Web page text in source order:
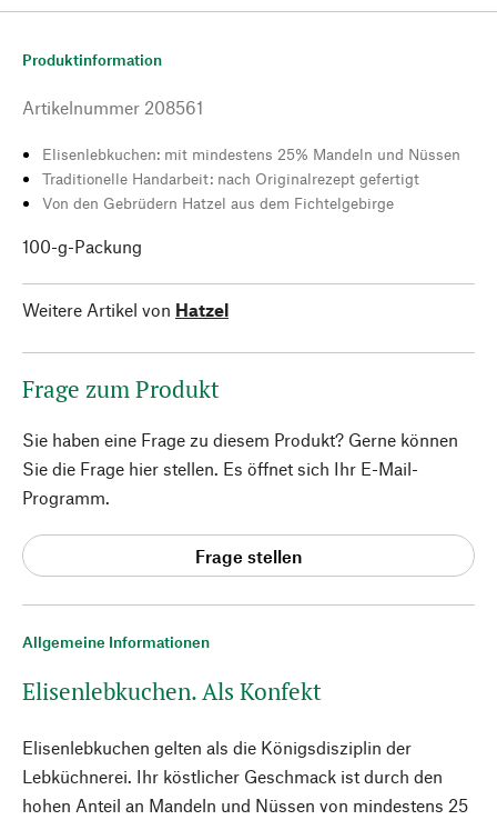
Allgemeine Informationen
Elisenlebkuchen. Als Konfekt
Elisenlebkuchen gelten als die Königsdisziplin der
Lebküchnerei. Ihr köstlicher Geschmack ist durch den
hohen Anteil an Mandeln und Nüssen von mindestens 25
Produktinformation
Artikelnummer 208561
Elisenlebkuchen: mit mindestens 25% Mandeln und Nüssen
Traditionelle Handarbeit: nach Originalrezept gefertigt
Von den Gebrüdern Hatzel aus dem Fichtelgebirge
100-g-Packung
Weitere Artikel von Hatzel
Frage zum Produkt
Sie haben eine Frage zu diesem Produkt? Gerne können
Sie die Frage hier stellen. Es öffnet sich Ihr E-Mail-
Programm.
Frage stellen